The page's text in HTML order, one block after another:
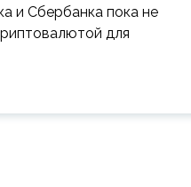
и Сбербанка пока не
для